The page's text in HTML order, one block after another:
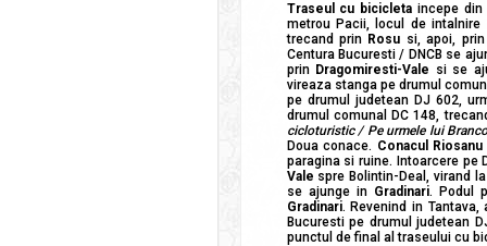
Traseul cu bicicleta incepe din
metrou Pacii, locul de
trecand prin Rosu si, apoi,
Centura Bucuresti / DNCB se
prin Dragomiresti-Vale si se
vireaza stanga pe drumul
pe drumul judetean DJ 602,
drumul comunal DC 148,
cicloturistic / Pe urmele lui
Doua conace. Conacul
paragina si ruine. Intoarcere pe
Vale spre Bolintin-Deal, virand
se ajunge in Gradinari. Podul
Gradinari. Revenind in
Bucuresti pe drumul judetean
punctul de final al traseului cu